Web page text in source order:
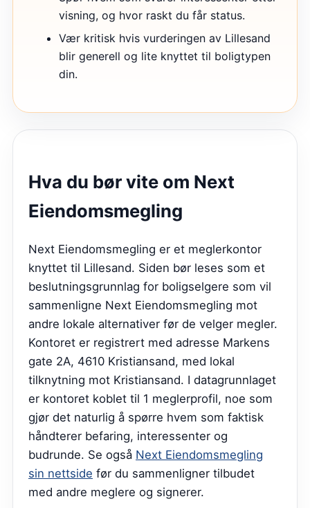
visning, og hvor raskt du får status.
Vær kritisk hvis vurderingen av Lillesand
blir generell og lite knyttet til boligtypen
din.
Hva du bør vite om Next
Eiendomsmegling
Next Eiendomsmegling er et meglerkontor
knyttet til Lillesand. Siden bør leses som et
beslutningsgrunnlag for boligselgere som vil
sammenligne Next Eiendomsmegling mot
andre lokale alternativer før de velger megler.
Kontoret er registrert med adresse Markens
gate 2A, 4610 Kristiansand, med lokal
tilknytning mot Kristiansand. I datagrunnlaget
er kontoret koblet til 1 meglerprofil, noe som
gjør det naturlig å spørre hvem som faktisk
håndterer befaring, interessenter og
budrunde. Se også Next Eiendomsmegling
sin nettside før du sammenligner tilbudet
med andre meglere og signerer.